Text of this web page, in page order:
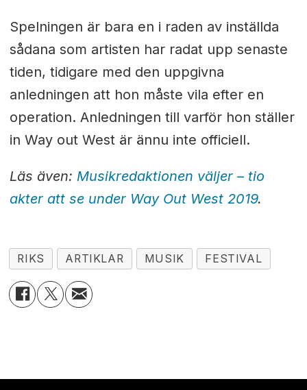
Spelningen är bara en i raden av inställda
sådana som artisten har radat upp senaste
tiden, tidigare med den uppgivna
anledningen att hon måste vila efter en
operation. Anledningen till varför hon ställer
in Way out West är ännu inte officiell.
Läs även: Musikredaktionen väljer – tio
akter att se under Way Out West 2019.
RIKS ARTIKLAR MUSIK FESTIVAL